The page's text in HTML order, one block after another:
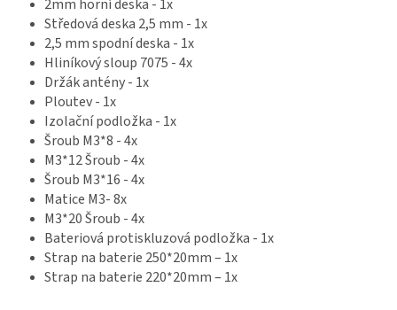
2mm horní deska - 1x
Středová deska 2,5 mm - 1x
2,5 mm spodní deska - 1x
Hliníkový sloup 7075 - 4x
Držák antény - 1x
Ploutev - 1x
Izolační podložka - 1x
Šroub M3*8 - 4x
M3*12 Šroub - 4x
Šroub M3*16 - 4x
Matice M3- 8x
M3*20 Šroub - 4x
Bateriová protiskluzová podložka - 1x
Strap na baterie 250*20mm – 1x
Strap na baterie 220*20mm – 1x